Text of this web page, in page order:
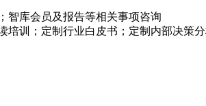
智库会员及报告等相关事项咨询
训；定制行业白皮书；定制内部决策分